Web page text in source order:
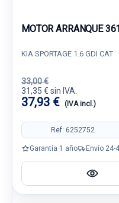
MOTOR ARRANQUE
KIA SPORTAGE 1.6 GDI CAT
33,00 €
31,35 € sin IVA.
37,93 € (IVA incl.)
Ref: 6252752
Garantía 1 año Envío 24-